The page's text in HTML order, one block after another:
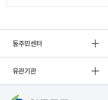
동주민센터
유관기관